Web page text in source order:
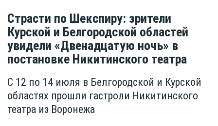
Страсти по Шекспиру: зрители
Курской и Белгородской областей
увидели «Двенадцатую ночь» в
постановке Никитинского театра
С 12 по 14 июля в Белгородской и Курской
областях прошли гастроли Никитинского
театра из Воронежа